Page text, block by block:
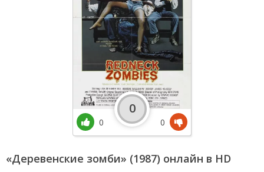
«Деревенские зомби» (1987) онлайн в HD
0
0
0